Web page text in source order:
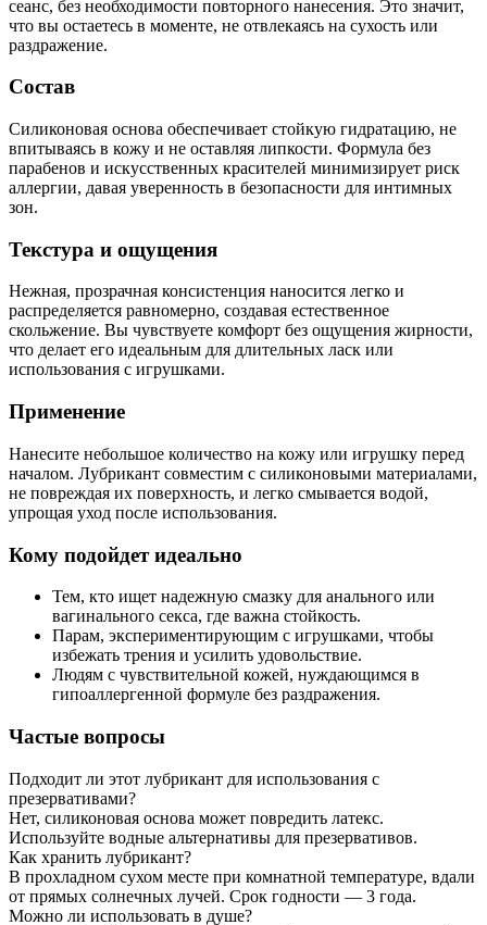
сеанс, без необходимости повторного нанесения. Это значит,
что вы остаетесь в моменте, не отвлекаясь на сухость или
раздражение.
Состав
Силиконовая основа обеспечивает стойкую гидратацию, не
впитываясь в кожу и не оставляя липкости. Формула без
парабенов и искусственных красителей минимизирует риск
аллергии, давая уверенность в безопасности для интимных
зон.
Текстура и ощущения
Нежная, прозрачная консистенция наносится легко и
распределяется равномерно, создавая естественное
скольжение. Вы чувствуете комфорт без ощущения жирности,
что делает его идеальным для длительных ласк или
использования с игрушками.
Применение
Нанесите небольшое количество на кожу или игрушку перед
началом. Лубрикант совместим с силиконовыми материалами,
не повреждая их поверхность, и легко смывается водой,
упрощая уход после использования.
Кому подойдет идеально
Тем, кто ищет надежную смазку для анального или
вагинального секса, где важна стойкость.
Парам, экспериментирующим с игрушками, чтобы
избежать трения и усилить удовольствие.
Людям с чувствительной кожей, нуждающимся в
гипоаллергенной формуле без раздражения.
Частые вопросы
Подходит ли этот лубрикант для использования с
презервативами?
Нет, силиконовая основа может повредить латекс.
Используйте водные альтернативы для презервативов.
Как хранить лубрикант?
В прохладном сухом месте при комнатной температуре, вдали
от прямых солнечных лучей. Срок годности — 3 года.
Можно ли использовать в душе?